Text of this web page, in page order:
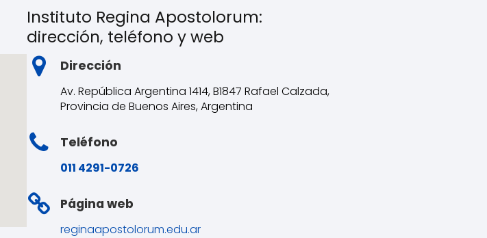
Instituto Regina Apostolorum:
dirección, teléfono y web
Dirección
Av. República Argentina 1414, B1847 Rafael Calzada,
Provincia de Buenos Aires, Argentina
Teléfono
011 4291-0726
Página web
reginaapostolorum.edu.ar